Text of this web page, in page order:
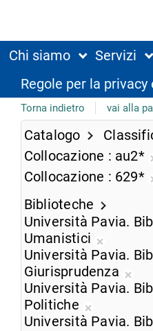
Chi siamo Servizi
Regole per la
Torna indietro vai alla
Catalogo
Collocazione
au2*
Collocazione
629*
Biblioteche
Università Pavia.
Umanistici
Rimuovi
dalla
ricerca
Università Pavia.
Giurisprudenza
Università Pavia.
Politiche
Rimuovi
Università Pavia.